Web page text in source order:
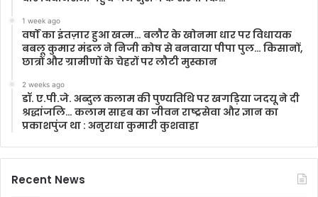
1 week ago
वर्षों का इंतज़ार हुआ खत्म… बलौर के खोनमा धार पर विधायक
बबलू कुमार मंडल ने निजी कोष से बनवाया पीपा पुल… किसानों,
छात्रों और ग्रामीणों के चेहरों पर लौटी मुस्कान
2 weeks ago
डॉ. ए.पी.जे. अब्दुल कलाम की पुण्यतिथि पर खगड़िया जदयू ने दी
श्रद्धांजलि… कलाम साहब का जीवन राष्ट्रसेवा और ज्ञान का
प्रकाशपुंज था : अनुराधा कुमारी कुशवाहा
Recent News